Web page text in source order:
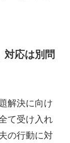
対応は別問
解決に向け
て受け入れ
の行動に対